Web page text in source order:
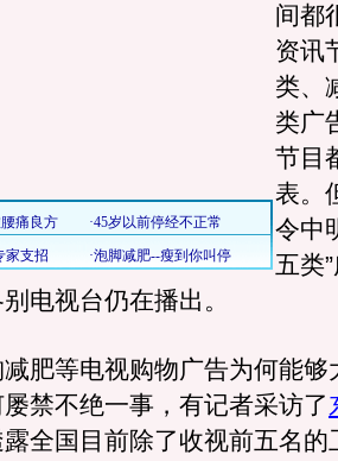
间都
资讯
类、
类广
节目
表。
令中
五类
电视台仍在播出。
等电视购物广告为何能够
禁不绝一事，有记者采访了
全国目前除了收视前五名的